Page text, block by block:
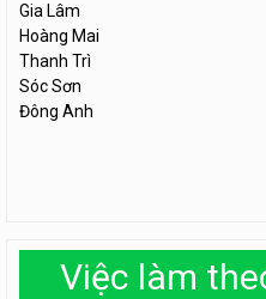
Gia Lâm
Hoàng Mai
Thanh Trì
Sóc Sơn
Đông Anh
Việc làm